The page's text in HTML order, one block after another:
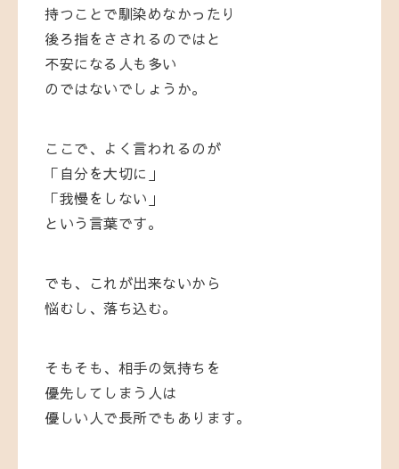
持つことで馴染めなかったり
後ろ指をさされるのではと
不安になる人も多い
のではないでしょうか。
ここで、よく言われるのが
「自分を大切に」
「我慢をしない」
という言葉です。
でも、これが出来ないから
悩むし、落ち込む。
そもそも、相手の気持ちを
優先してしまう人は
優しい人で長所でもあります。